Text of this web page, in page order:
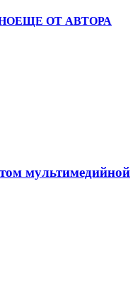
ЕЩЕ ОТ АВТОРА
мультимедийной